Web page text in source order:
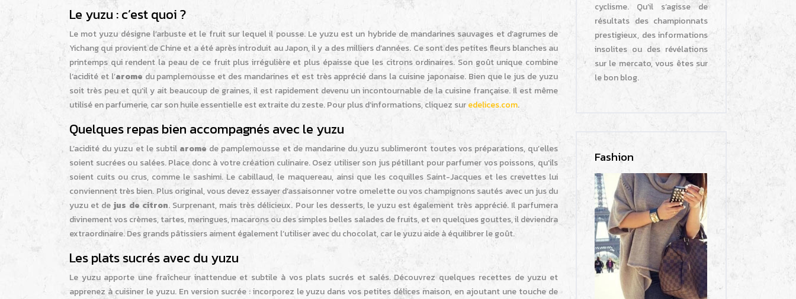
Le yuzu : c’est quoi ?
Le mot yuzu désigne l’arbuste et le fruit sur lequel il pousse. Le yuzu est un hybride de mandarines sauvages et d’agrumes de
Yichang qui provient de Chine et a été après introduit au Japon, il y a des milliers d’années. Ce sont des petites fleurs blanches au
printemps qui rendent la peau de ce fruit plus irrégulière et plus épaisse que les citrons ordinaires. Son goût unique combine
l’acidité et l’arome du pamplemousse et des mandarines et est très apprécié dans la cuisine japonaise. Bien que le jus de yuzu
soit très peu et qu’il y ait beaucoup de graines, il est rapidement devenu un incontournable de la cuisine française. Il est même
utilisé en parfumerie, car son huile essentielle est extraite du zeste. Pour plus d’informations, cliquez suredelices.com.
Quelques repas bien accompagnés avec le yuzu
L’acidité du yuzu et le subtil arome de pamplemousse et de mandarine du yuzu sublimeront toutes vos préparations, qu’elles
soient sucrées ou salées. Place donc à votre création culinaire. Osez utiliser son jus pétillant pour parfumer vos poissons, qu’ils
soient cuits ou crus, comme le sashimi. Le cabillaud, le maquereau, ainsi que les coquilles Saint-Jacques et les crevettes lui
conviennent très bien. Plus original, vous devez essayer d’assaisonner votre omelette ou vos champignons sautés avec un jus du
yuzu et dejus de citron. Surprenant, mais très délicieux. Pour les desserts, le yuzu est également très apprécié. Il parfumera
divinement vos crèmes, tartes, meringues, macarons ou des simples belles salades de fruits, et en quelques gouttes, il deviendra
extraordinaire. Des grands pâtissiers aiment également l’utiliser avec du chocolat, car le yuzu aide à équilibrer le goût.
Les plats sucrés avec du yuzu
Le yuzu apporte une fraîcheur inattendue et subtile à vos plats sucrés et salés. Découvrez quelques recettes de yuzu et
apprenez à cuisiner le yuzu. En version sucrée : incorporez le yuzu dans vos petites délices maison, en ajoutant une touche de
cyclisme. Qu’il s’agisse de
résultats des championnats
prestigieux, des informations
insolites ou des révélations
sur le mercato, vous êtes sur
le bon blog.
Fashion